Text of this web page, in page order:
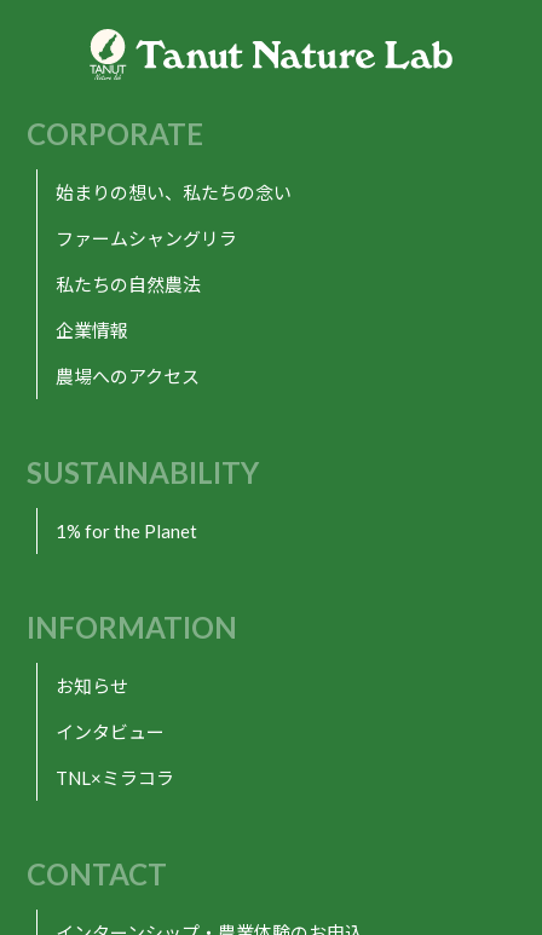
CORPORATE
始まりの想い、私たちの念い
ファームシャングリラ
私たちの自然農法
企業情報
農場へのアクセス
SUSTAINABILITY
1% for the Planet
INFORMATION
お知らせ
インタビュー
TNL×ミラコラ
CONTACT